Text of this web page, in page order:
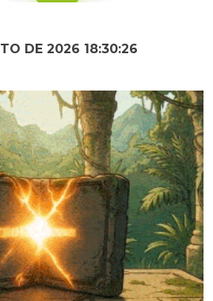
DE 2026 18:30:27